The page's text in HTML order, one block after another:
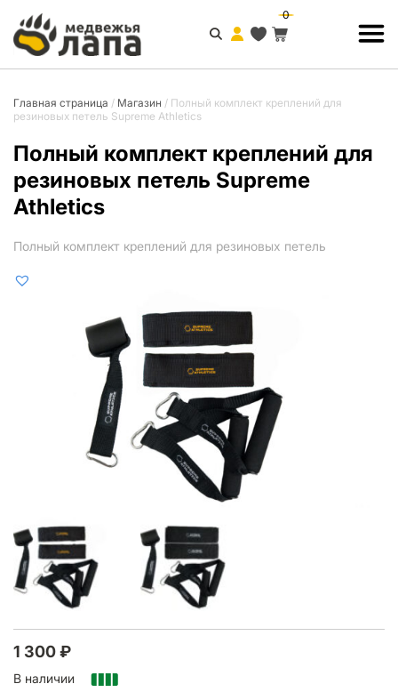
0
Главная страница / Магазин / Полный комплект креплений для
резиновых петель Supreme Athletics
Полный комплект креплений для
резиновых петель Supreme
Athletics
Полный комплект креплений для резиновых петель
1 300₽
В наличии